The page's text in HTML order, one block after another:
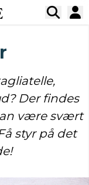
Der findes
være svært
styr på det